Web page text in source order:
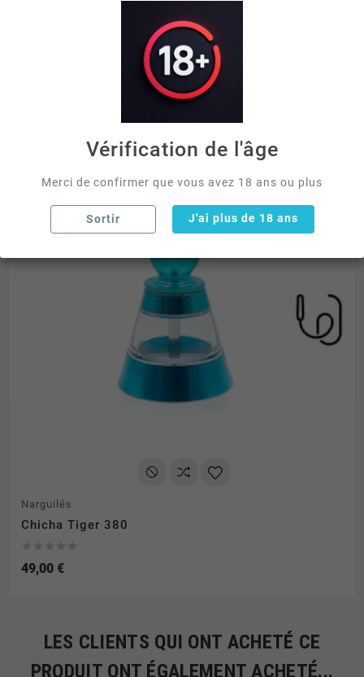
Narguilés
Chicha Tiger 380
49,00 €
LES CLIENTS QUI ONT ACHETÉ CE
PRODUIT ONT ÉGALEMENT ACHETÉ...
Vérification de l'âge
Merci de confirmer que vous avez 18 ans ou plus
Sortir J'ai plus de 18 ans